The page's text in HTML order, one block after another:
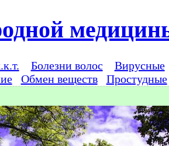
Болезни волос
Вирусные
Обмен веществ Простудные